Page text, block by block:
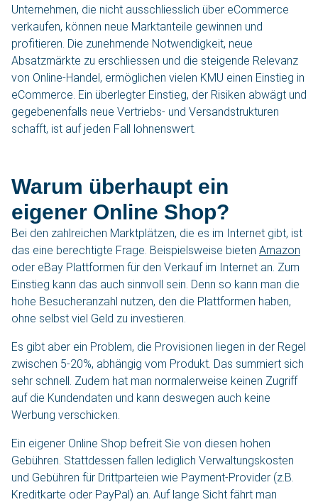
Unternehmen, die nicht ausschliesslich über eCommerce
verkaufen, können neue Marktanteile gewinnen und
profitieren. Die zunehmende Notwendigkeit, neue
Absatzmärkte zu erschliessen und die steigende Relevanz
von Online-Handel, ermöglichen vielen KMU einen Einstieg in
eCommerce. Ein überlegter Einstieg, der Risiken abwägt und
gegebenenfalls neue Vertriebs- und Versandstrukturen
schafft, ist auf jeden Fall lohnenswert.
Warum überhaupt ein
eigener Online Shop?
Bei den zahlreichen Marktplätzen, die es im Internet gibt, ist
das eine berechtigte Frage. Beispielsweise bieten Amazon
oder eBay Plattformen für den Verkauf im Internet an. Zum
Einstieg kann das auch sinnvoll sein. Denn so kann man die
hohe Besucheranzahl nutzen, den die Plattformen haben,
ohne selbst viel Geld zu investieren.
Es gibt aber ein Problem, die Provisionen liegen in der Regel
zwischen 5-20%, abhängig vom Produkt. Das summiert sich
sehr schnell. Zudem hat man normalerweise keinen Zugriff
auf die Kundendaten und kann deswegen auch keine
Werbung verschicken.
Ein eigener Online Shop befreit Sie von diesen hohen
Gebühren. Stattdessen fallen lediglich Verwaltungskosten
und Gebühren für Drittparteien wie Payment-Provider (z.B.
Kreditkarte oder PayPal) an. Auf lange Sicht fährt man